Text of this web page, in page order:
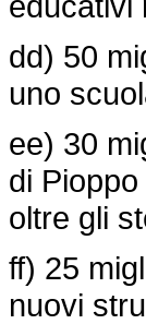
dd) 50
uno
ee) 30
di
oltre gli
ff) 25
nuovi